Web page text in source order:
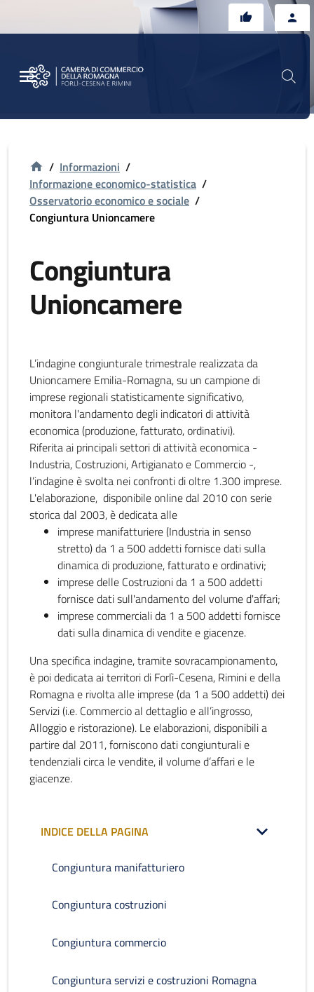
/ Informazioni /
Informazione economico-statistica /
Osservatorio economico e sociale /
Congiuntura Unioncamere
Congiuntura
Unioncamere
L’indagine congiunturale trimestrale realizzata da
Unioncamere Emilia-Romagna, su un campione di
imprese regionali statisticamente significativo,
monitora l'andamento degli indicatori di attività
economica (produzione, fatturato, ordinativi).
Riferita ai principali settori di attività economica -
Industria, Costruzioni, Artigianato e Commercio -,
l’indagine è svolta nei confronti di oltre 1.300 imprese.
L'elaborazione, disponibile online dal 2010 con serie
storica dal 2003, è dedicata alle
imprese manifatturiere (Industria in senso
stretto) da 1 a 500 addetti fornisce dati sulla
dinamica di produzione, fatturato e ordinativi;
imprese delle Costruzioni da 1 a 500 addetti
fornisce dati sull'andamento del volume d'affari;
imprese commerciali da 1 a 500 addetti fornisce
dati sulla dinamica di vendite e giacenze.
Una specifica indagine, tramite sovracampionamento,
è poi dedicata ai territori di Forlì-Cesena, Rimini e della
Romagna e rivolta alle imprese (da 1 a 500 addetti) dei
Servizi (i.e. Commercio al dettaglio e all’ingrosso,
Alloggio e ristorazione). Le elaborazioni, disponibili a
partire dal 2011, forniscono dati congiunturali e
tendenziali circa le vendite, il volume d’affari e le
giacenze.
INDICE DELLA PAGINA
Congiuntura manifatturiero
Congiuntura costruzioni
Congiuntura commercio
Congiuntura servizi e costruzioni Romagna